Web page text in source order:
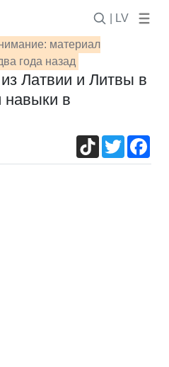
| LV
материал
года назад
Латвии и Литвы в
навыки в
TikTokTwitter